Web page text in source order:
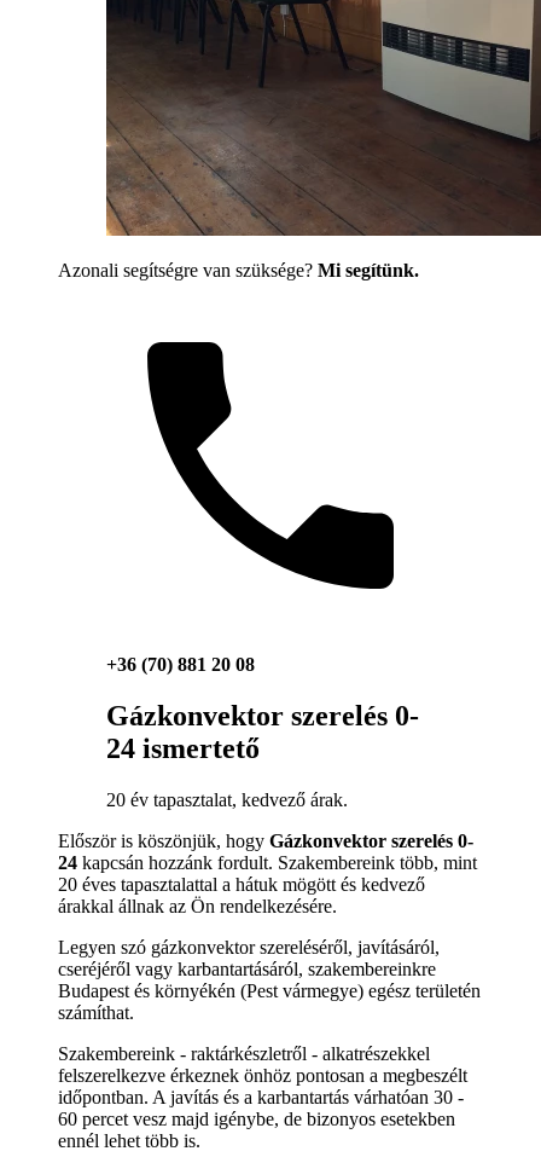
Azonali segítségre van szüksége? Mi segítünk.
+36 (70) 881 20 08
Gázkonvektor szerelés 0-
24 ismertető
20 év tapasztalat, kedvező árak.
Először is köszönjük, hogy Gázkonvektor szerelés 0-
24 kapcsán hozzánk fordult. Szakembereink több, mint
20 éves tapasztalattal a hátuk mögött és kedvező
árakkal állnak az Ön rendelkezésére.
Legyen szó gázkonvektor szereléséről, javításáról,
cseréjéről vagy karbantartásáról, szakembereinkre
Budapest és környékén (Pest vármegye) egész területén
számíthat.
Szakembereink - raktárkészletről - alkatrészekkel
felszerelkezve érkeznek önhöz pontosan a megbeszélt
időpontban. A javítás és a karbantartás várhatóan 30 -
60 percet vesz majd igénybe, de bizonyos esetekben
ennél lehet több is.